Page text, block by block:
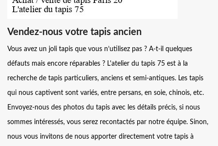
Vendez-nous votre tapis ancien
Vous avez un joli tapis que vous n’utilisez pas ? A-t-il quelques
défauts mais encore réparables ? L'atelier du tapis 75 est à la
recherche de tapis particuliers, anciens et semi-antiques. Les tapis
qui nous captivent sont variés, entre persans, en soie, chinois, etc.
Envoyez-nous des photos du tapis avec les détails précis, si nous
sommes intéressés, vous serez recontactés par notre équipe. Sinon,
nous vous invitons de nous apporter directement votre tapis à